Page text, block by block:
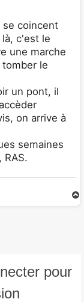
se coincent
c'est le
une marche
le
un pont, il
on arrive à
semaines
pour